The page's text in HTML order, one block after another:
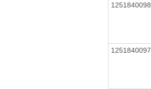
1251840098
1251840097